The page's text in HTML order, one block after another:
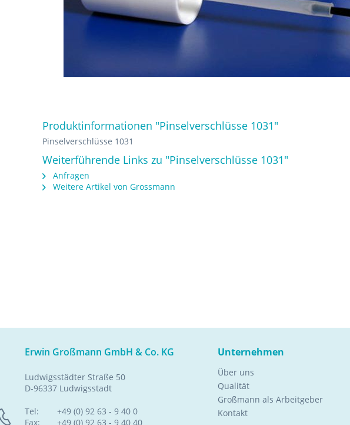
Produktinformationen "Pinselverschlüsse 1031"
Pinselverschlüsse 1031
Weiterführende Links zu "Pinselverschlüsse 1031"
Anfragen
Weitere Artikel von Grossmann
Erwin Großmann GmbH & Co. KG
Ludwigsstädter Straße 50
D-96337 Ludwigsstadt
Tel:
Fax:
+49 (0) 92 63 - 9 40 0
+49 (0) 92 63 - 9 40 40
Unternehmen
Über uns
Qualität
Großmann als Arbeitgeber
Kontakt